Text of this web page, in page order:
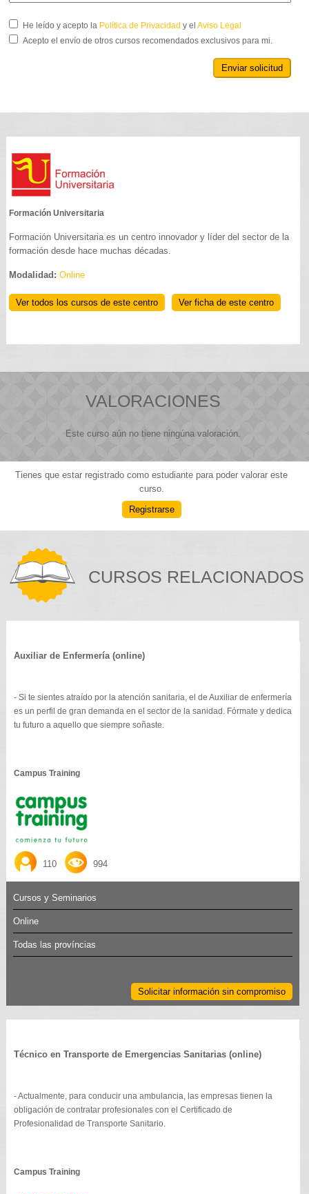
He leído y acepto la Política de Privacidad y el Aviso Legal
Acepto el envío de otros cursos recomendados exclusivos para mi.
Enviar solicitud
Formación Universitaria
Formación Universitaria es un centro innovador y líder del sector de la
formación desde hace muchas décadas.
Modalidad:Online
Ver todos los cursos de este centro Ver ficha de este centro
VALORACIONES
Este curso aún no tiene ningúna valoración.
Tienes que estar registrado como estudiante para poder valorar este
curso.
Registrarse
CURSOS RELACIONADOS
Auxiliar de Enfermería (online)
- Si te sientes atraído por la atención sanitaria, el de Auxiliar de enfermería
es un perfil de gran demanda en el sector de la sanidad. Fórmate y dedica
tu futuro a aquello que siempre soñaste.
Campus Training
110 994
Cursos y Seminarios
Online
Todas las províncias
Solicitar información sin compromiso
Técnico en Transporte de Emergencias Sanitarias (online)
- Actualmente, para conducir una ambulancia, las empresas tienen la
obligación de contratar profesionales con el Certificado de
Profesionalidad de Transporte Sanitario.
Campus Training